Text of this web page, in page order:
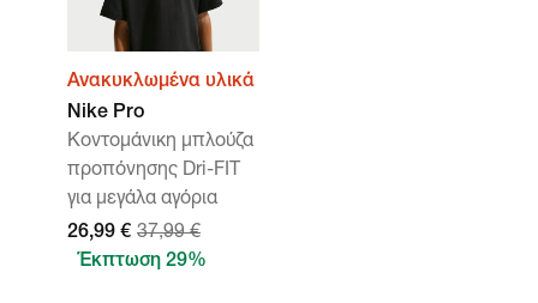
Ανακυκλωμένα υλικά
Nike Pro
Κοντομάνικη μπλούζα
προπόνησης Dri-FIT
για μεγάλα αγόρια
26,99 € 37,99 €
Έκπτωση 29%